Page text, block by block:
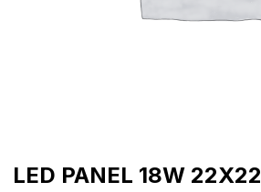
LED PANEL 18W 22X22